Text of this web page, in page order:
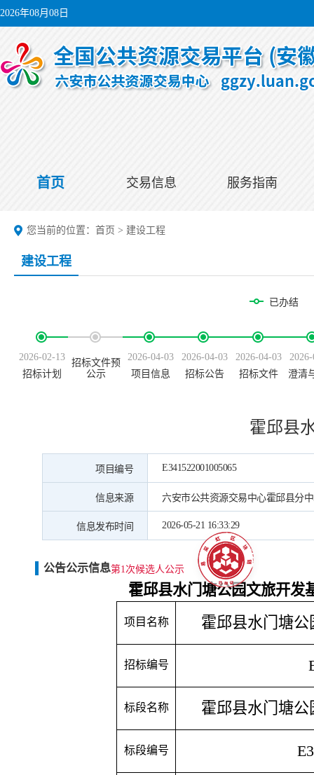
2026年08月08日
首页 交易信息 服务指南
您当前的位置： 首页 > 建设工程
建设工程
已办结
2026-02-13
招标计划
招标文件预
公示
2026-04-03
项目信息
2026-04-03
招标公告
2026-04-03
招标文件
澄清
霍邱县
项目编号 E341522001005065
信息来源 六安市公共资源交易中心霍邱县分
信息发布时间 2026-05-21 16:33:29
公告公示信息第1次候选人公示
霍邱县水门塘公园文旅开发
项目名称 霍邱县水门塘
招标编号
标段名称 霍邱县水门塘
标段编号